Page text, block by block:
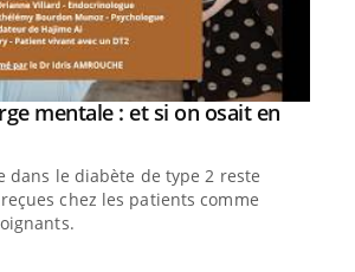
mentale : et si on osait en
dans le diabète de type 2 reste
chez les patients comme